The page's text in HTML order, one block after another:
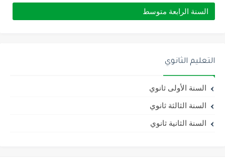
السنة الرابعة متوسط
التعليم الثانوي
السنة الأولى ثانوي
السنة الثالثة ثانوي
السنة الثانية ثانوي